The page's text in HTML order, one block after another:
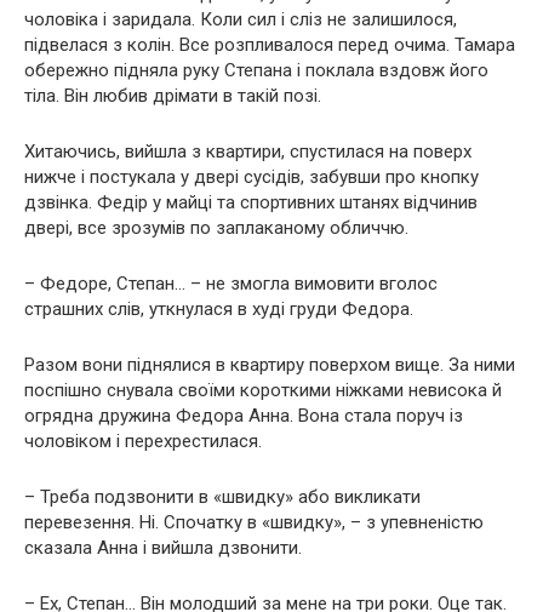
чоловіка і заридала. Коли сил і сліз не залишилося,
підвелася з колін. Все розпливалося перед очима. Тамара
обережно підняла руку Степана і поклала вздовж його
тіла. Він любив дрімати в такій позі.
Хитаючись, вийшла з квартири, спустилася на поверх
нижче і постукала у двері сусідів, забувши про кнопку
дзвінка. Федір у майці та спортивних штанях відчинив
двері, все зрозумів по заплаканому обличчю.
– Федоре, Степан… – не змогла вимовити вголос
страшних слів, уткнулася в худі груди Федора.
Разом вони піднялися в квартиру поверхом вище. За ними
поспішно снувала своїми короткими ніжками невисока й
огрядна дружина Федора Анна. Вона стала поруч із
чоловіком і перехрестилася.
– Треба подзвонити в «швидку» або викликати
перевезення. Ні. Спочатку в «швидку», – з упевненістю
сказала Анна і вийшла дзвонити.
– Ех, Степан… Він молодший за мене на три роки. Оце так.